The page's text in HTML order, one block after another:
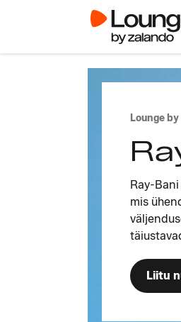
Lounge
Ray-
mis
Liitu